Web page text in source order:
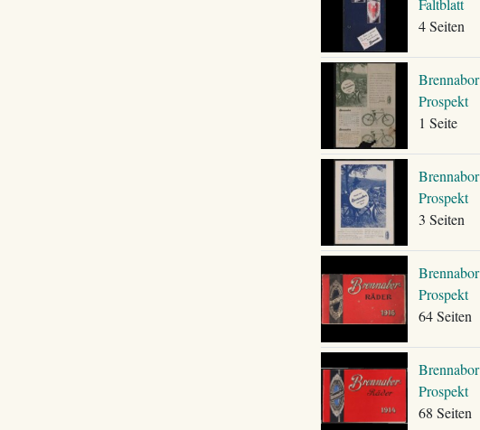
Faltblatt
4 Seiten
Brennabor
Prospekt
1 Seite
Brennabor
Prospekt
3 Seiten
Brennabor
Prospekt
64 Seiten
Brennabor
Prospekt
68 Seiten